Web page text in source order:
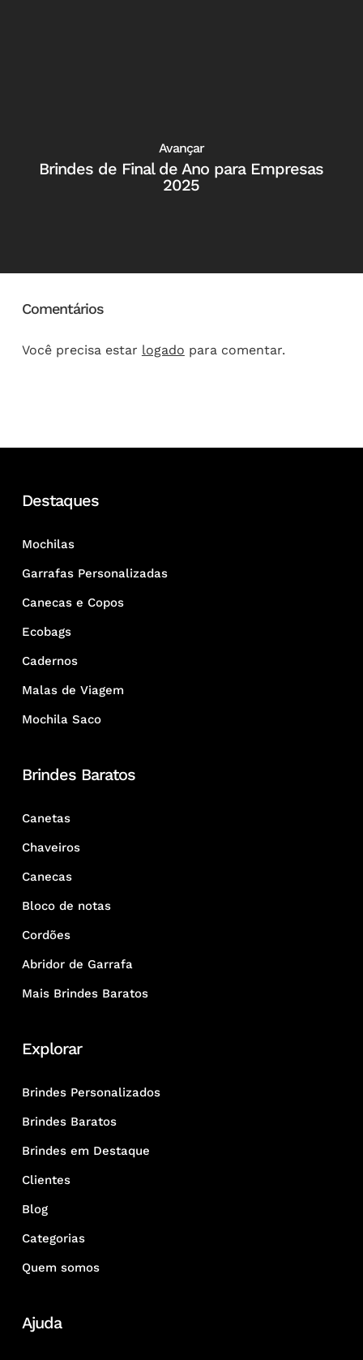
Avançar
Brindes de Final de Ano para Empresas
2025
Comentários
Você precisa estar logado para comentar.
Destaques
Mochilas
Garrafas Personalizadas
Canecas e Copos
Ecobags
Cadernos
Malas de Viagem
Mochila Saco
Brindes Baratos
Canetas
Chaveiros
Canecas
Bloco de notas
Cordões
Abridor de Garrafa
Mais Brindes Baratos
Explorar
Brindes Personalizados
Brindes Baratos
Brindes em Destaque
Clientes
Blog
Categorias
Quem somos
Ajuda